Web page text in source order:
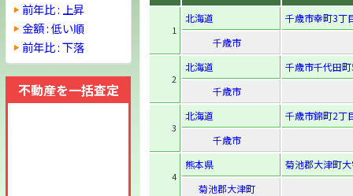
前年比 : 上昇
金額 : 低い順
前年比 : 下落
不動産を一括査定
1
北海道
千歳市幸町3丁
千歳市
2
北海道
千歳市千代田
千歳市
3
北海道
千歳市錦町2丁
千歳市
4
熊本県
菊池郡大津町
菊池郡大津町